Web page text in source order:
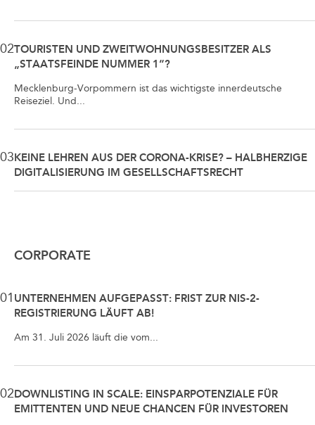
02TOURISTEN UND ZWEITWOHNUNGSBESITZER ALS
„STAATSFEINDE NUMMER 1“?
Mecklenburg-Vorpommern ist das wichtigste innerdeutsche
Reiseziel. Und...
03 KEINE LEHREN AUS DER CORONA-KRISE? – HALBHERZIGE
DIGITALISIERUNG IM GESELLSCHAFTSRECHT
CORPORATE
01 UNTERNEHMEN AUFGEPASST: FRIST ZUR NIS-2-
REGISTRIERUNG LÄUFT AB!
Am 31. Juli 2026 läuft die vom...
02 DOWNLISTING IN SCALE: EINSPARPOTENZIALE FÜR
EMITTENTEN UND NEUE CHANCEN FÜR INVESTOREN